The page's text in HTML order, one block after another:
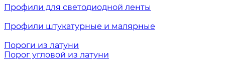
Профили для светодиодной ленты
Профили штукатурные и малярные
Пороги из латуни
Порог угловой из латуни